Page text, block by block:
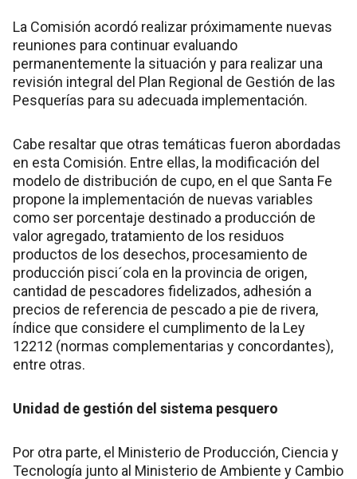
La Comisión acordó realizar próximamente nuevas
reuniones para continuar evaluando
permanentemente la situación y para realizar una
revisión integral del Plan Regional de Gestión de las
Pesquerías para su adecuada implementación.
Cabe resaltar que otras temáticas fueron abordadas
en esta Comisión. Entre ellas, la modificación del
modelo de distribución de cupo, en el que Santa Fe
propone la implementación de nuevas variables
como ser porcentaje destinado a producción de
valor agregado, tratamiento de los residuos
productos de los desechos, procesamiento de
producción pisci´cola en la provincia de origen,
cantidad de pescadores fidelizados, adhesión a
precios de referencia de pescado a pie de rivera,
índice que considere el cumplimento de la Ley
12212 (normas complementarias y concordantes),
entre otras.
Unidad de gestión del sistema pesquero
Por otra parte, el Ministerio de Producción, Ciencia y
Tecnología junto al Ministerio de Ambiente y Cambio